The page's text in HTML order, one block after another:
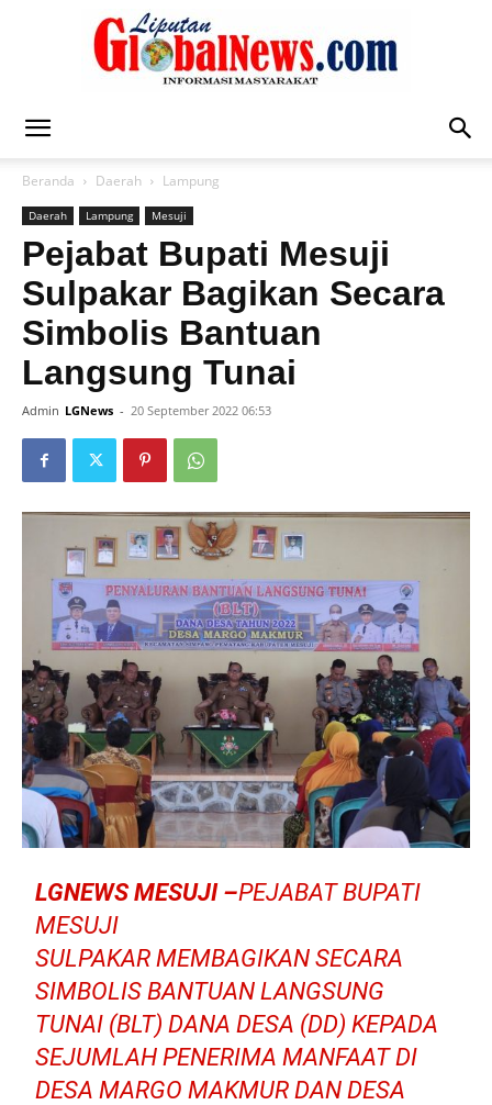
Global
News
Beranda Daerah Lampung
Daerah Lampung Mesuji
Pejabat Bupati Mesuji
Sulpakar Bagikan Secara
Simbolis Bantuan
Langsung Tunai
Admin LGNews - 20 September 2022 06:53
LGNEWS MESUJI –PEJABAT BUPATI
MESUJI
SULPAKAR MEMBAGIKAN SECARA
SIMBOLIS BANTUAN LANGSUNG
TUNAI (BLT) DANA DESA (DD) KEPADA
SEJUMLAH PENERIMA MANFAAT DI
DESA MARGO MAKMUR DAN DESA